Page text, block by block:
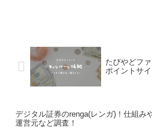
たびやどフ
ポイントサイ
デジタル証券のrenga(レンガ)！仕組み
運営元など調査！